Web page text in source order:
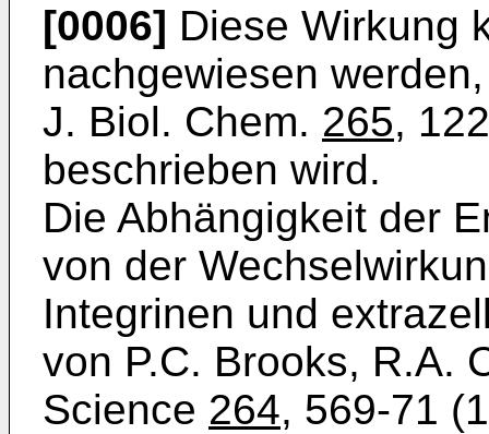
[0006] Diese Wirkung
nachgewiesen
J. Biol. Chem. 265,
beschrieben wird.
Die Abhängigkeit der
von der
Integrinen und
von P.C. Brooks, R.A.
Science 264, 569-71